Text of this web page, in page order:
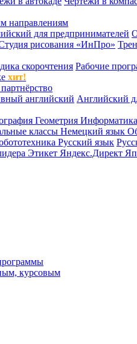
направлениям
для предпринимателей
рисования «ИнПро»
скорочтения Рабочие
хит!
английский Английский
Геометрия Информатика
классы Немецкий язык
Русский язык
Этикет Яндекс.Директ
курсовым